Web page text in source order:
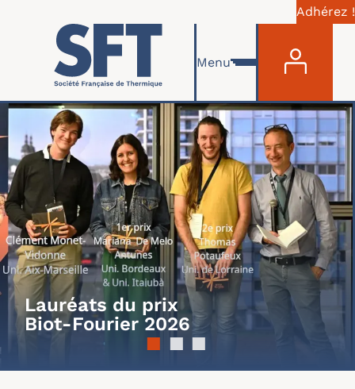
Aller au contenu principal
Adhérez !
Menu
Lauréats du prix
Biot-Fourier 2026